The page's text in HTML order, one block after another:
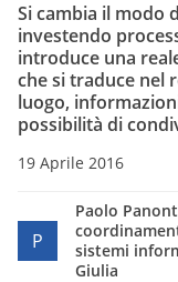
Si cambia il modo
investendo
introduce una
che si traduce nel
luogo,
possibilità di
19 Aprile 2016
P
Paolo
sistemi
Giulia